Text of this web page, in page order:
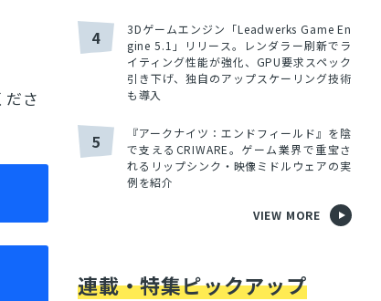
さ
4
3Dゲームエンジン「Leadwerks Game En
gine 5.1」リリース。レンダラー刷新でラ
イティング性能が強化、GPU要求スペック
引き下げ、独自のアップスケーリング技術
も導入
5
『アークナイツ：エンドフィールド』を陰
で支えるCRIWARE。ゲーム業界で重宝さ
れるリップシンク・映像ミドルウェアの実
例を紹介
VIEW MORE
連載・特集ピックアップ